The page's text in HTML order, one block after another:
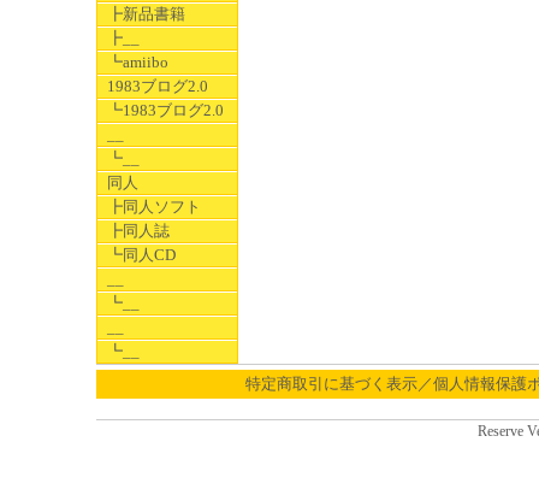
┣新品書籍
┣__
┗amiibo
1983ブログ2.0
┗1983ブログ2.0
┗__
同人
┣同人ソフト
┣同人誌
┗同人CD
┗__
┗__
特定商取引に基づく表示／個人情報保護
Reserve